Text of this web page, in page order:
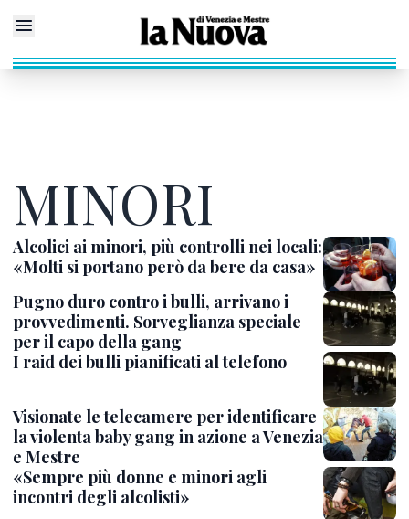
MINORI
Alcolici ai minori, più controlli nei locali:
«Molti si portano però da bere da casa»
Pugno duro contro i bulli, arrivano i
provvedimenti. Sorveglianza speciale
per il capo della gang
I raid dei bulli pianificati al telefono
Visionate le telecamere per identificare
la violenta baby gang in azione a Venezia
e Mestre
«Sempre più donne e minori agli
incontri degli alcolisti»